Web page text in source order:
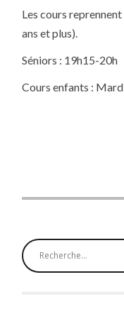
Les cours
ans et plus).
Séniors : 19h15-20h
Cours enfants :